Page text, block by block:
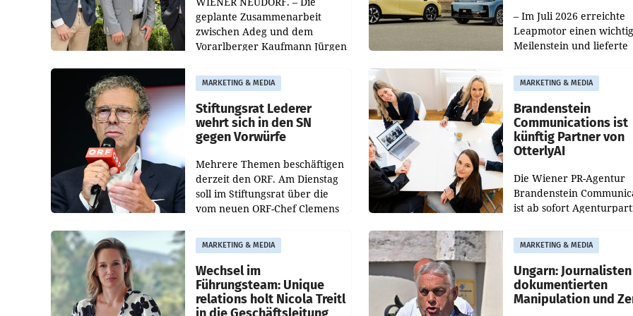
geplante Zusammenarbeit
zwischen Adeg und dem
Vorarlberger Kaufmann Jürgen
freigegeben: Die
Bundeswettbewerbsbehörde
und der Bundeskartellanwalt
– Im Juli 2026 erreichte
Leapmotor einen
Meilenstein und lieferte
aus, womit sich das
gegenüber Juli 2025
verdoppelte (+102
MARKETING & MEDIA
Stiftungsrat Lederer
wehrt sich in den SN
gegen Vorwürfe
Mehrere Themen beschäftigen
derzeit den ORF. Am Dienstag
soll im Stiftungsrat über die
vom neuen ORF-Chef Clemens
Besetzungen für die
Direktionen abgestimmt
werden.
MARKETING & MEDIA
Brandenstein
Communications ist
künftig Partner von
OtterlyAI
Die Wiener PR-Agentur
Brandenstein
ist ab sofort
Optimierungsplattform
OtterlyAI. Damit baut die
Agentur ihr
MARKETING & MEDIA
Wechsel im
Führungsteam: Unique
relations holt Nicola Treitl
MARKETING & MEDIA
Ungarn: Journalisten
dokumentierten
Manipulation und